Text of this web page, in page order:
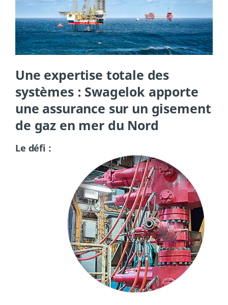
Une expertise totale des
systèmes : Swagelok apporte
une assurance sur un gisement
de gaz en mer du Nord
Le défi :